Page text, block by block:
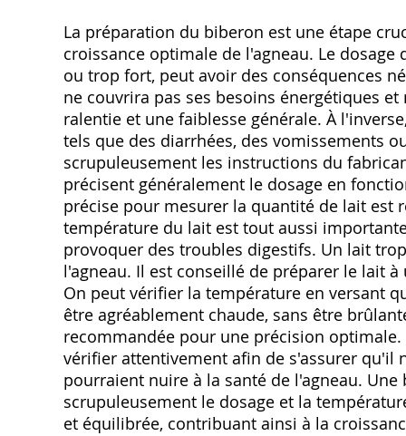
La préparation du biberon est une étape
croissance optimale de l'agneau. Le
ou trop fort, peut avoir des conséquences
ne couvrira pas ses besoins énergétiques
ralentie et une faiblesse générale. À
tels que des diarrhées, des vomissements
scrupuleusement les instructions du
précisent généralement le dosage en
précise pour mesurer la quantité de lait est
température du lait est tout aussi
provoquer des troubles digestifs. Un lait
l'agneau. Il est conseillé de préparer le lait
On peut vérifier la température en versant
être agréablement chaude, sans être
recommandée pour une précision
vérifier attentivement afin de s'assurer qu'il
pourraient nuire à la santé de l'agneau.
scrupuleusement le dosage et la
et équilibrée, contribuant ainsi à la